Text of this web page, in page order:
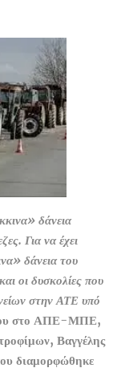
δάνεια
Για να έχει
δάνεια του
οι δυσκολίες που
στην ΑΤΕ υπό
του στο ΑΠΕ-ΜΠΕ,
Βαγγέλης
διαμορφώθηκε